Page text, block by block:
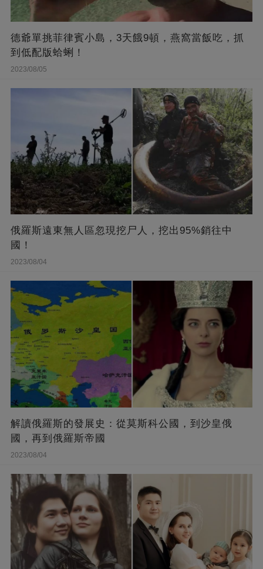
德爺單挑菲律賓小島，3天餓9頓，燕窩當飯吃，抓
到低配版蛤蜊！
2023/08/05
俄羅斯遠東無人區忽現挖尸人，挖出95%銷往中
國！
2023/08/04
解讀俄羅斯的發展史：從莫斯科公國，到沙皇俄
國，再到俄羅斯帝國
2023/08/04